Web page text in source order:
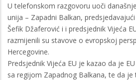
U telefonskom razgovoru uoči
unija – Zapadni Balkan,
Šefik Džaferović i i predsjednik Vijeća
razmijenili su stavove o evropskoj
Hercegovine.
Predsjednik Vijeća EU je kazao da je
sa regijom Zapadnog Balkana, te da